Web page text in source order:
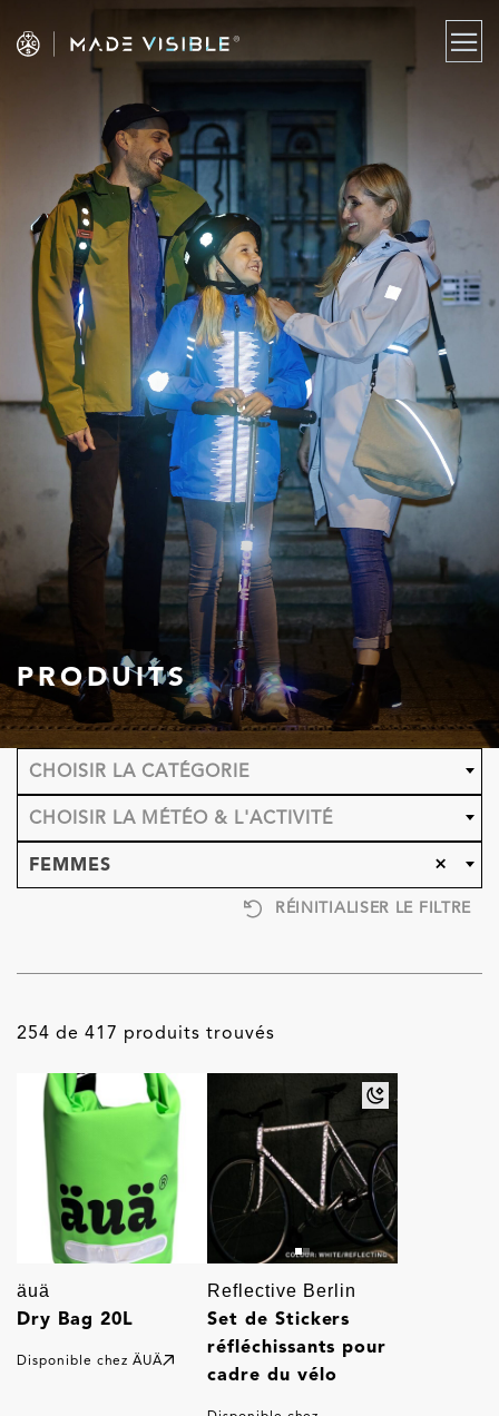
PRODUITS
CHOISIR LA CATÉGORIE
CHOISIR LA MÉTÉO & L'ACTIVITÉ
×
FEMMES
RÉINITIALISER LE FILTRE
254 de 417 produits trouvés
äuä
Dry Bag 20L
Disponible chez ÄUÄ
Reflective Berlin
Set de Stickers
réfléchissants pour
cadre du vélo